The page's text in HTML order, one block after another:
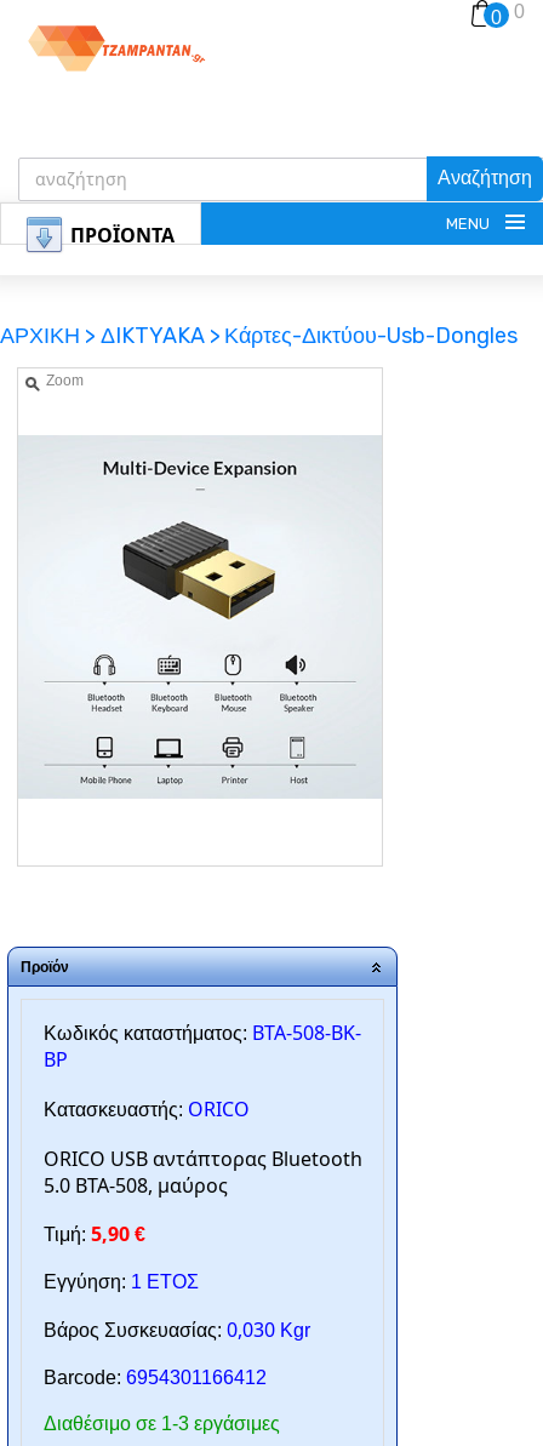
Αναζήτηση
0 0
ΠΡΟΪΟΝΤΑ MENU
ΠΟΙΟΙ ΕΙΜΑΣΤΕ
SERVICE
ΕΠΙΚΟΙΝΩΝΙΑ
ΑΡΧΙΚΗ > ΔIKTYAKA > Κάρτες-Δικτύου-Usb-Dongles
Zoom
Προϊόν
Κωδικός καταστήματος: BTA-508-BK-
BP
Κατασκευαστής: ORICO
ORICO USB αντάπτορας Bluetooth
5.0 BTA-508, μαύρος
Τιμή: 5,90 €
Εγγύηση: 1 ΕΤΟΣ
Βάρος Συσκευασίας: 0,030 Kgr
Barcode: 6954301166412
Διαθέσιμο σε 1-3 εργάσιμες